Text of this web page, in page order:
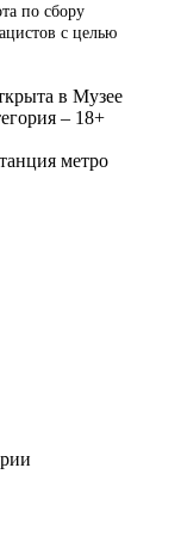
по сбору
с целью
в Музее
– 18+
метро